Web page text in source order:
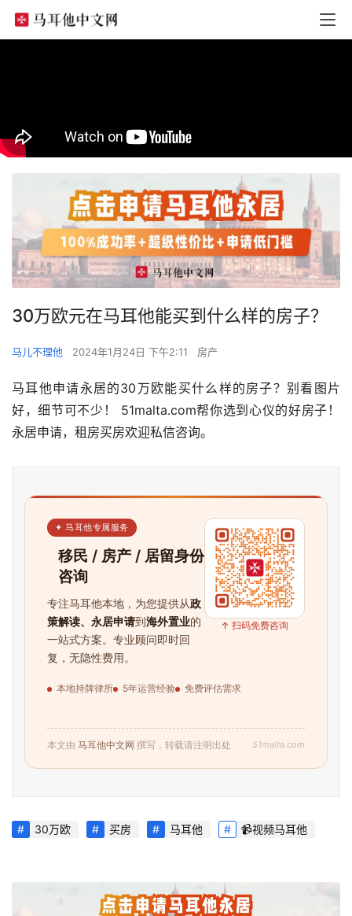
30万欧元在马耳他能买到什么样的房子？
马儿不理他 2024年1月24日 下午2:11 房产
马耳他申请永居的30万欧能买什么样的房子？别看图片
好，细节可不少！ 51malta.com帮你选到心仪的好房子！
永居申请，租房买房欢迎私信咨询。
✦ 马耳他专属服务
移民 / 房产 / 居留身份
咨询
专注马耳他本地，为您提供从政
策解读、永居申请到海外置业的
一站式方案。专业顾问即时回
复，无隐性费用。
本地持牌律所 5年运营经验 免费评估需求
↑ 扫码免费咨询
本文由 马耳他中文网 撰写，转载请注明出处 51malta.com
30万欧 买房 马耳他 📹视频马耳他